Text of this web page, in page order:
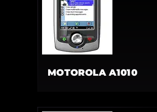
MOTOROLA A1010